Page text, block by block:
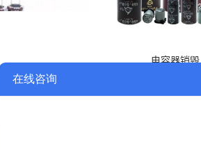
器销毁/回收
电容器销毁